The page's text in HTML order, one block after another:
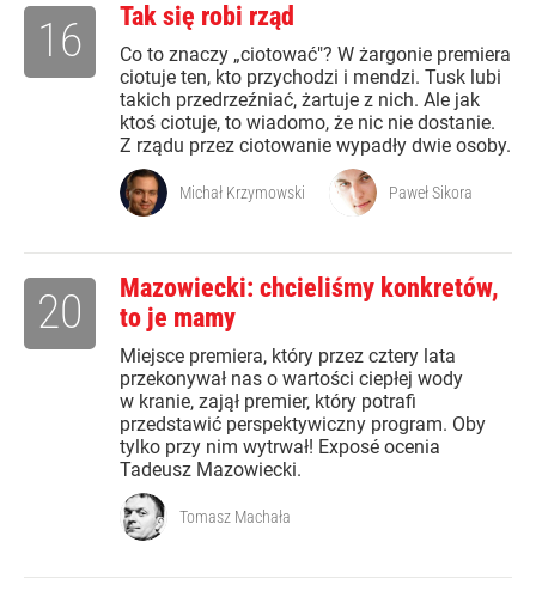
Tak się robi rząd
Co to znaczy „ciotować"? W żargonie premiera
ciotuje ten, kto przychodzi i mendzi. Tusk lubi
takich przedrzeźniać, żartuje z nich. Ale jak
ktoś ciotuje, to wiadomo, że nic nie dostanie.
Z rządu przez ciotowanie wypadły dwie osoby.
16
Michał Krzymowski Paweł Sikora
Mazowiecki: chcieliśmy konkretów,
to je mamy
Miejsce premiera, który przez cztery lata
przekonywał nas o wartości ciepłej wody
w kranie, zajął premier, który potrafi
przedstawić perspektywiczny program. Oby
tylko przy nim wytrwał! Exposé ocenia
Tadeusz Mazowiecki.
20
Tomasz Machała